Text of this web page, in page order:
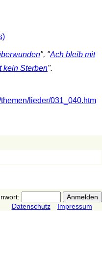
", "Ach bleib mit
kein Sterben".
lieder/031_040.htm
Datenschutz
Impressum